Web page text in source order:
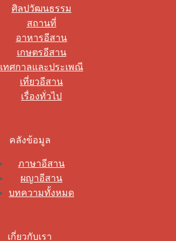
ศิลปวัฒนธรรม
สถานที่
อาหารอีสาน
เกษตรอีสาน
เทศกาลและประเพณี
เที่ยวอีสาน
เรื่องทั่วไป
คลังข้อมูล
ภาษาอีสาน
ผญาอีสาน
บทความทั้งหมด
เกี่ยวกับเรา